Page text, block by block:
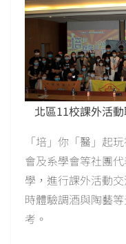
北區11校課外活
「培」你「醫」起
會及系學會等社團
學，進行課外活動
時體驗調酒與陶藝
考。